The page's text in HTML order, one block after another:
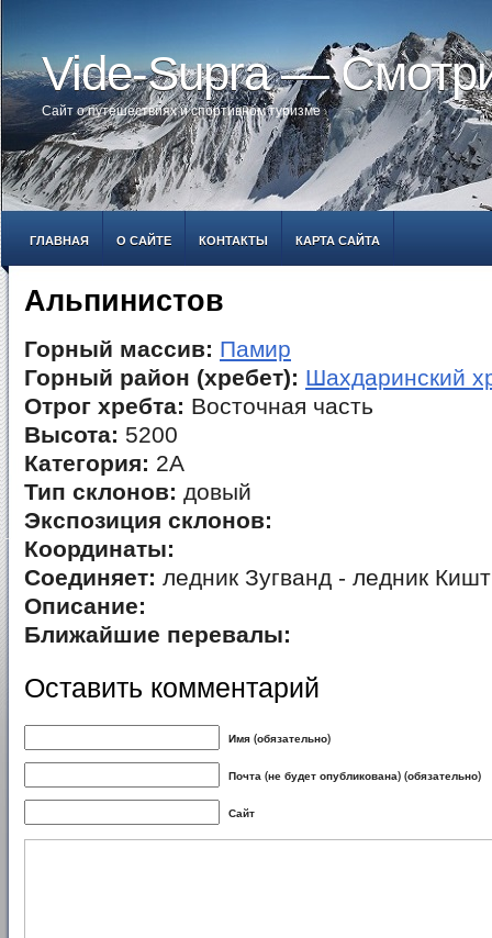
Vide-Supra —
Сайт о путешествиях и спортивном туризме
ГЛАВНАЯ О САЙТЕ КОНТАКТЫ КАРТА САЙТА
Альпинистов
Горный массив: Памир
Горный район (хребет): Шахдаринский
Отрог хребта: Восточная часть
Высота: 5200
Категория: 2А
Тип склонов: довый
Экспозиция склонов:
Координаты:
Соединяет: ледник Зугванд - ледник
Описание:
Ближайшие перевалы:
Оставить комментарий
Имя (обязательно)
Почта (не будет опубликована) (обязательно)
Сайт